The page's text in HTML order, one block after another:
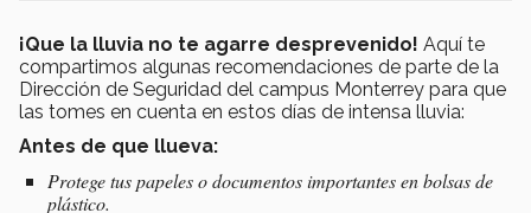
¡Que la lluvia no te agarre desprevenido! Aquí te
compartimos algunas recomendaciones de parte de la
Dirección de Seguridad del campus Monterrey para que
las tomes en cuenta en estos días de intensa lluvia:
Antes de que llueva:
Protege tus papeles o documentos importantes en bolsas de
plástico.